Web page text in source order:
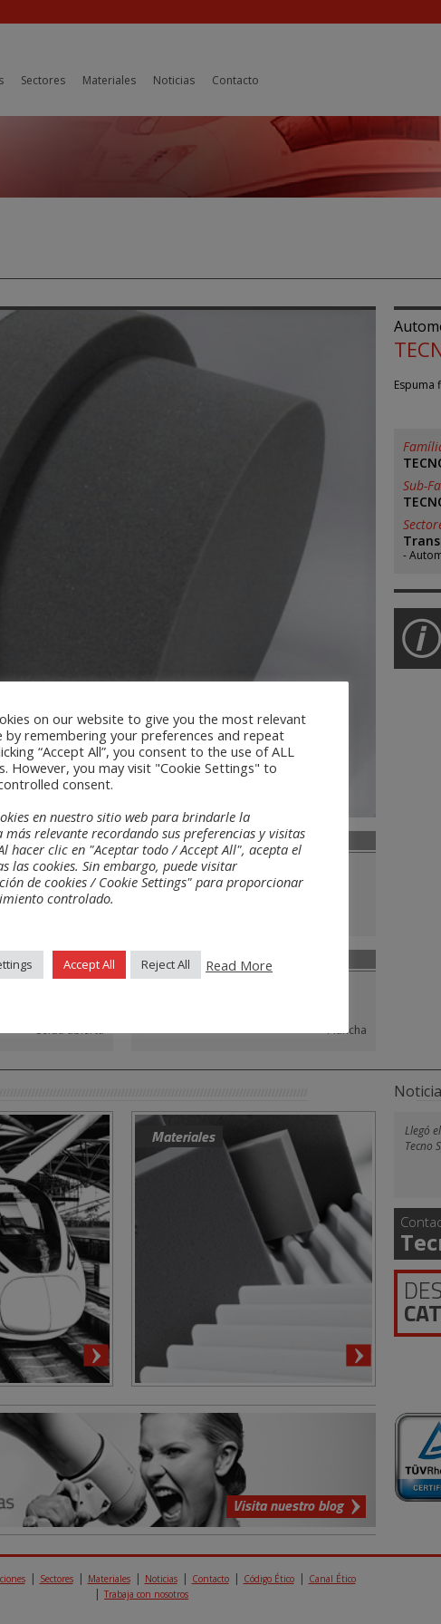
Sectores Materiales Noticias Contacto
Celda abierta
Presentaciones
Plancha
Espuma
Sub-
Materiales
Llegó
Tecno
Visita nuestro blog
Sectores Materiales Noticias Contacto Código Ético
Canal Ético
Trabaja con nosotros
on our website to give you the most relevant
by remembering your preferences and repeat
“Accept All”, you consent to the use of ALL
However, you may visit "Cookie Settings" to
consent.
en nuestro sitio web para brindarle la
más relevante recordando sus preferencias y visitas
hacer clic en "Aceptar todo / Accept All", acepta el
las cookies. Sin embargo, puede visitar
de cookies / Cookie Settings" para proporcionar
controlado.
Accept All Reject All Read More